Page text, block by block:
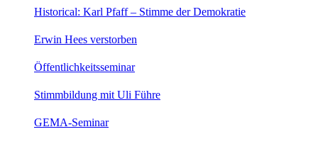
Historical: Karl Pfaff – Stimme der Demokratie
Erwin Hees verstorben
Öffentlichkeitsseminar
Stimmbildung mit Uli Führe
GEMA-Seminar